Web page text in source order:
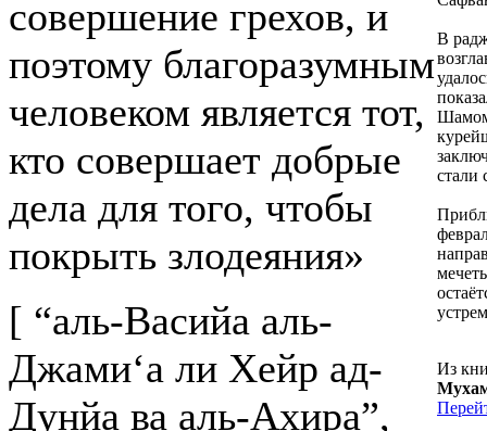
совершение грехов, и
поэтому благоразумным
человеком является тот,
кто совершает добрые
дела для того, чтобы
покрыть злодеяния»
[ “аль-Васийа аль-
Джами‘а ли Хейр ад-
Дунйа ва аль-Ахира”,
В
стали
Из